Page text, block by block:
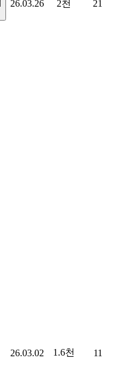
26.03.26 2천 21
26.03.02 1.6천 11